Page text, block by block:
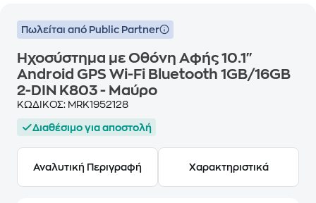
Πωλείται από Public Partner
Ηχοσύστημα με Οθόνη Αφής 10.1"
Android GPS Wi-Fi Bluetooth 1GB/16GB
2-DIN K803 - Μαύρο
ΚΩΔΙΚΟΣ: MRK1952128
Διαθέσιμο για αποστολή
Αναλυτική Περιγραφή Χαρακτηριστικά